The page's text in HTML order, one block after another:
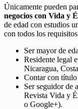
Únicamente pueden
negocios con Vida y
de edad con estudios
con todos los
Ser mayor de
Residente legal
Nicaragua,
Contar con
Ser seguidor de
Revista Vida y
o Google+).